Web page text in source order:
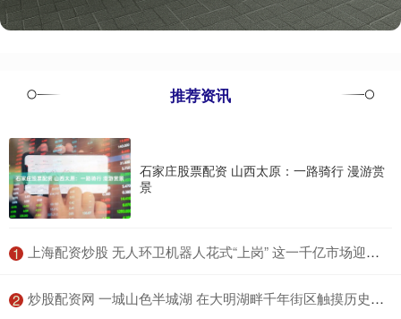
推荐资讯
石家庄股票配资 山西太原：一路骑行 漫游赏
景
1 ​上海配资炒股 无人环卫机器人花式“上岗” 这一千亿市场迎爆发期
2 ​炒股配资网 一城山色半城湖 在大明湖畔千年街区触摸历史痕迹